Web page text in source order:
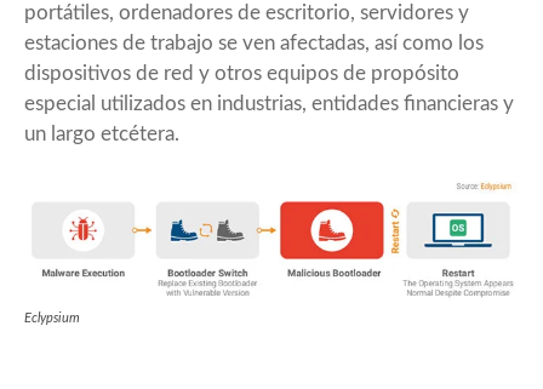
portátiles, ordenadores de escritorio, servidores y
estaciones de trabajo se ven afectadas, así como los
dispositivos de red y otros equipos de propósito
especial utilizados en industrias, entidades financieras y
un largo etcétera.
Eclypsium